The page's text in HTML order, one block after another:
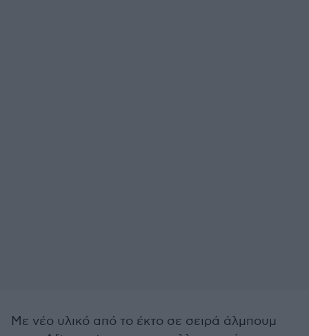
Με νέο υλικό από το έκτο σε σειρά άλμπουμ